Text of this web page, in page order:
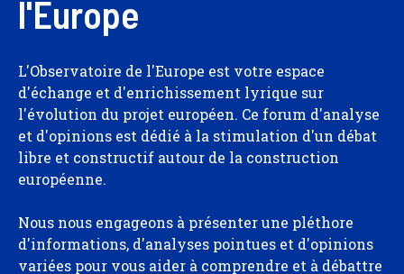
l'Europe
L'Observatoire de l'Europe est votre espace
d'échange et d'enrichissement lyrique sur
l'évolution du projet européen. Ce forum d'analyse
et d'opinions est dédié à la stimulation d'un débat
libre et constructif autour de la construction
européenne.
Nous nous engageons à présenter une pléthore
d'informations, d'analyses pointues et d'opinions
variées pour vous aider à comprendre et à débattre